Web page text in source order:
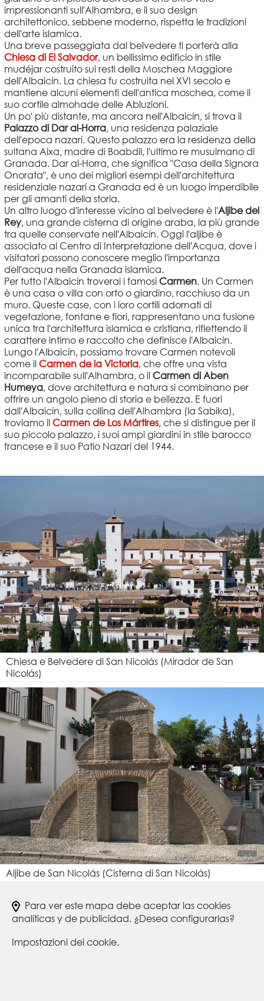
impressionanti sull'Alhambra, e il suo design
architettonico, sebbene moderno, rispetta le tradizioni
dell'arte islamica.
Una breve passeggiata dal belvedere ti porterà alla
Chiesa di El Salvador, un bellissimo edificio in stile
mudéjar costruito sui resti della Moschea Maggiore
dell'Albaicín. La chiesa fu costruita nel XVI secolo e
mantiene alcuni elementi dell'antica moschea, come il
suo cortile almohade delle Abluzioni.
Un po' più distante, ma ancora nell'Albaicín, si trova il
Palazzo di Dar al-Horra, una residenza palaziale
dell'epoca nazarí. Questo palazzo era la residenza della
sultana Aixa, madre di Boabdil, l'ultimo re musulmano di
Granada. Dar al-Horra, che significa "Casa della Signora
Onorata", è uno dei migliori esempi dell'architettura
residenziale nazarí a Granada ed è un luogo imperdibile
per gli amanti della storia.
Un altro luogo d'interesse vicino al belvedere è l'Aljibe del
Rey, una grande cisterna di origine araba, la più grande
tra quelle conservate nell'Albaicín. Oggi l'aljibe è
associato al Centro di Interpretazione dell'Acqua, dove i
visitatori possono conoscere meglio l'importanza
dell'acqua nella Granada islamica.
Per tutto l'Albaicín troverai i famosi Carmen. Un Carmen
è una casa o villa con orto o giardino, racchiuso da un
muro. Queste case, con i loro cortili adornati di
vegetazione, fontane e fiori, rappresentano una fusione
unica tra l'architettura islamica e cristiana, riflettendo il
carattere intimo e raccolto che definisce l'Albaicín.
Lungo l'Albaicín, possiamo trovare Carmen notevoli
come il Carmen de la Victoria, che offre una vista
incomparabile sull'Alhambra, o il Carmen di Aben
Humeya, dove architettura e natura si combinano per
offrire un angolo pieno di storia e bellezza. E fuori
dall'Albaicín, sulla collina dell'Alhambra (la Sabika),
troviamo il Carmen de Los Mártires, che si distingue per il
suo piccolo palazzo, i suoi ampi giardini in stile barocco
francese e il suo Patio Nazarí del 1944.
Chiesa e Belvedere di San Nicolás (Mirador de San
Nicolás)
Aljibe de San Nicolás (Cisterna di San Nicolás)
Para ver este mapa debe aceptar las cookies
analíticas y de publicidad. ¿Desea configurarlas?
Impostazioni dei cookie.